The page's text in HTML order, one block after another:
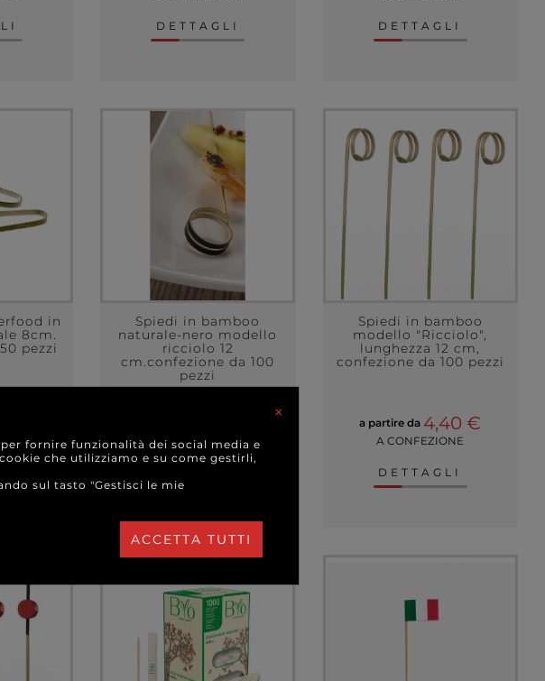
DETTAGLI DETTAGLI
in
8cm.
pezzi
Spiedi in bamboo
naturale-nero modello
ricciolo 12
cm.confezione da 100
pezzi
A CONFEZIONE
DETTAGLI
Spiedi in bamboo
modello "Ricciolo",
lunghezza 12 cm,
confezione da 100 pezzi
a partire da 4,40 €
A CONFEZIONE
DETTAGLI
×
fornire funzionalità dei social media e
che utilizziamo e su come gestirli,
sul tasto "Gestisci le mie
ACCETTA TUTTI